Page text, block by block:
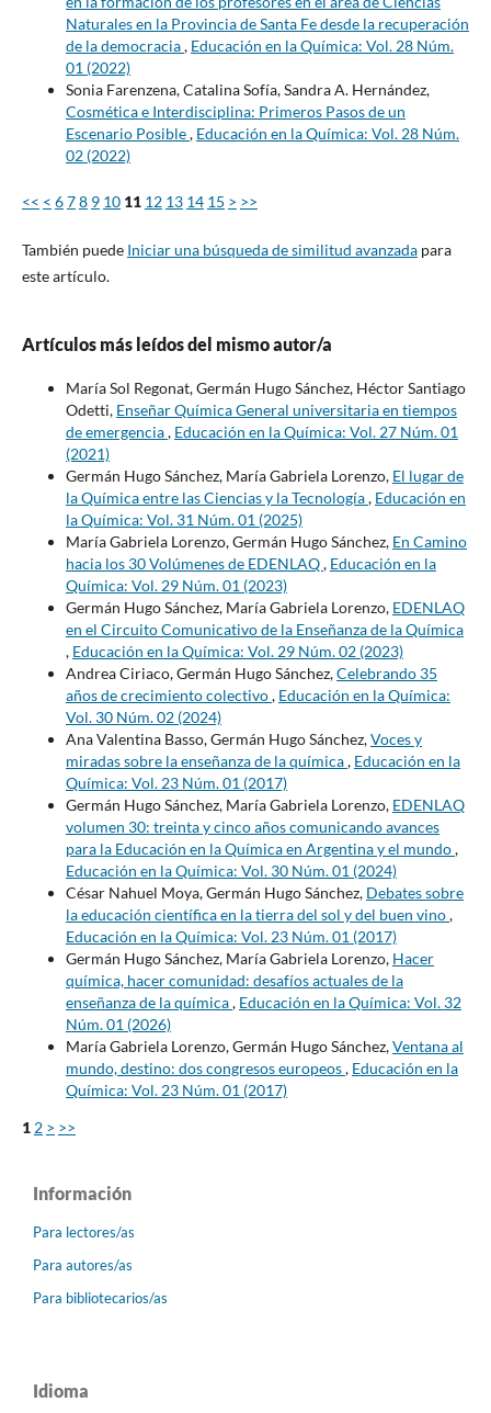
Naturales en la Provincia de Santa Fe desde la recuperación
de la democracia, Educación en la Química: Vol. 28 Núm.
01 (2022)
Sonia Farenzena, Catalina Sofía, Sandra A. Hernández,
Cosmética e Interdisciplina: Primeros Pasos de un
Escenario Posible, Educación en la Química: Vol. 28 Núm.
02 (2022)
<< < 678 9 10 11 12 13 14 15 > >>
También puede Iniciar una búsqueda de similitud avanzadapara
este artículo.
Artículos más leídos del mismo autor/a
María Sol Regonat, Germán Hugo Sánchez, Héctor Santiago
Odetti, Enseñar Química General universitaria en tiempos
de emergencia, Educación en la Química: Vol. 27 Núm. 01
(2021)
Germán Hugo Sánchez, María Gabriela Lorenzo, El lugar de
la Química entre las Ciencias y la Tecnología, Educación en
la Química: Vol. 31 Núm. 01 (2025)
María Gabriela Lorenzo, Germán Hugo Sánchez, En Camino
hacia los 30 Volúmenes de EDENLAQ, Educación en la
Química: Vol. 29 Núm. 01 (2023)
Germán Hugo Sánchez, María Gabriela Lorenzo, EDENLAQ
en el Circuito Comunicativo de la Enseñanza de la Química
, Educación en la Química: Vol. 29 Núm. 02 (2023)
Andrea Ciriaco, Germán Hugo Sánchez,Celebrando 35
años de crecimiento colectivo, Educación en la Química:
Vol. 30 Núm. 02 (2024)
Ana Valentina Basso, Germán Hugo Sánchez,Voces y
miradas sobre la enseñanza de la química, Educación en la
Química: Vol. 23 Núm. 01 (2017)
Germán Hugo Sánchez, María Gabriela Lorenzo, EDENLAQ
volumen 30: treinta y cinco años comunicando avances
para la Educación en la Química en Argentina y el mundo,
Educación en la Química: Vol. 30 Núm. 01 (2024)
César Nahuel Moya, Germán Hugo Sánchez, Debates sobre
la educación científica en la tierra del sol y del buen vino,
Educación en la Química: Vol. 23 Núm. 01 (2017)
Germán Hugo Sánchez, María Gabriela Lorenzo, Hacer
química, hacer comunidad: desafíos actuales de la
enseñanza de la química, Educación en la Química: Vol. 32
Núm. 01 (2026)
María Gabriela Lorenzo, Germán Hugo Sánchez,Ventana al
mundo, destino: dos congresos europeos, Educación en la
Química: Vol. 23 Núm. 01 (2017)
1 2 > >>
Información
Para lectores/as
Para autores/as
Para bibliotecarios/as
Idioma